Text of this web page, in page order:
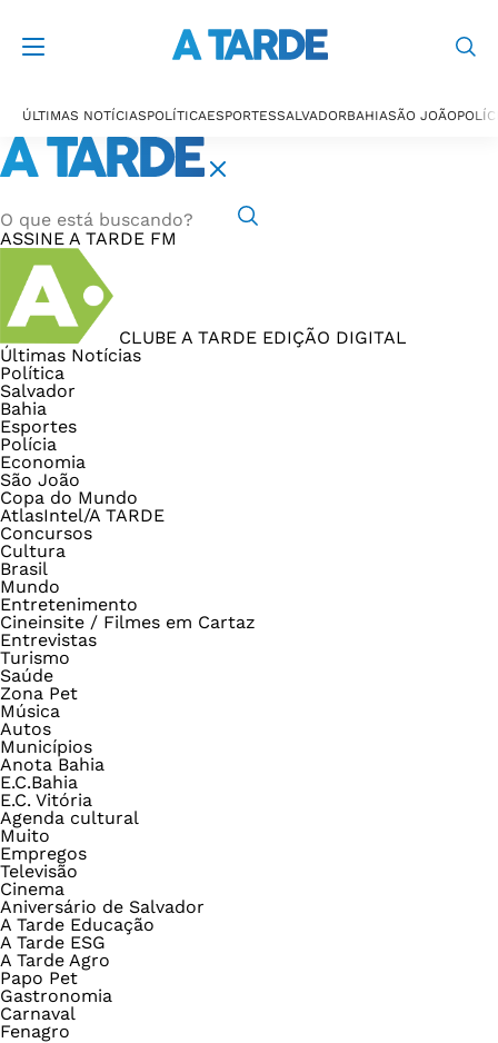
ÚLTIMAS NOTÍCIASPOLÍTICAESPORTESSALVADORBAHIASÃO JOÃO
ASSINE A TARDE FM
CLUBE A TARDE EDIÇÃO DIGITAL
Últimas Notícias
Política
Salvador
Bahia
Esportes
Polícia
Economia
São João
Copa do Mundo
AtlasIntel/A TARDE
Concursos
Cultura
Brasil
Mundo
Entretenimento
Cineinsite / Filmes em Cartaz
Entrevistas
Turismo
Saúde
Zona Pet
Música
Autos
Municípios
Anota Bahia
E.C.Bahia
E.C. Vitória
Agenda cultural
Muito
Empregos
Televisão
Cinema
Aniversário de Salvador
A Tarde Educação
A Tarde ESG
A Tarde Agro
Papo Pet
Gastronomia
Carnaval
Fenagro